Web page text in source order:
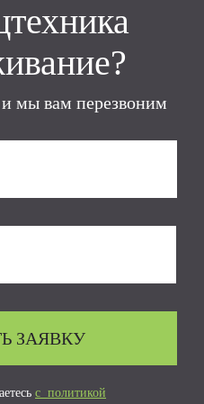
мы вам перезвоним
ЗАЯВКУ
с политикой